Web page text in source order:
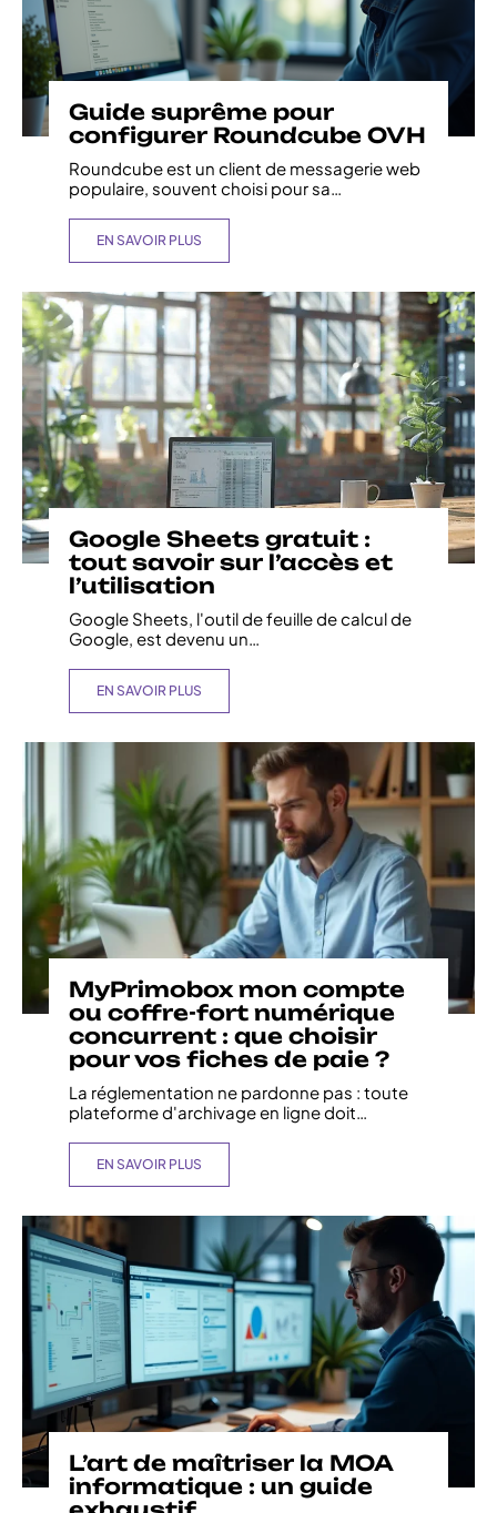
Guide suprême pour
configurer Roundcube OVH
Roundcube est un client de messagerie web
populaire, souvent choisi pour sa…
EN SAVOIR PLUS
Google Sheets gratuit :
tout savoir sur l’accès et
l’utilisation
Google Sheets, l'outil de feuille de calcul de
Google, est devenu un…
EN SAVOIR PLUS
MyPrimobox mon compte
ou coffre-fort numérique
concurrent : que choisir
pour vos fiches de paie ?
La réglementation ne pardonne pas : toute
plateforme d'archivage en ligne doit
EN SAVOIR PLUS
L’art de maîtriser la MOA
informatique : un guide